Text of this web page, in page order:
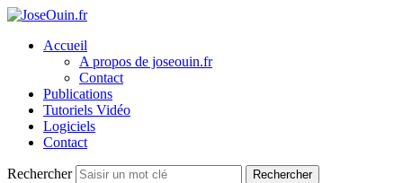
Accueil
A propos de joseouin.fr
Contact
Publications
Tutoriels Vidéo
Logiciels
Contact
Rechercher Rechercher